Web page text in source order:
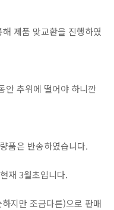
제품 맞교환을 진행하였
안 추위에 떨어야 하니깐
품은 반송하였습니다.
재 3월초입니다.
지만 조금다른)으로 판매